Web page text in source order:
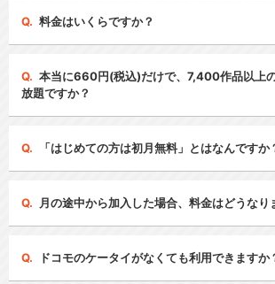
料金はいくらですか？
本当に660円(税込)だけで、7,400作品以上
放題ですか？
「はじめての方は初月無料」とはなんですか
月の途中から加入した場合、料金はどうなり
ドコモのケータイがなくても利用できますか